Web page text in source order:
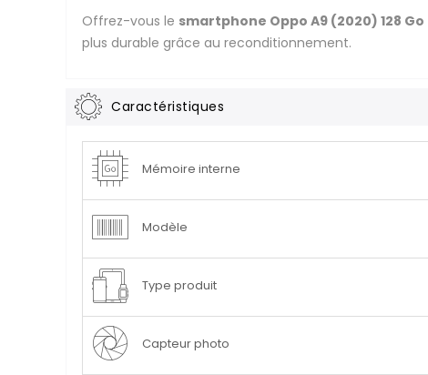
Offrez-vous le smartphone Oppo A9 (2020) 128 Go
plus durable grâce au reconditionnement.
Caractéristiques
Plus
d’informationMémoire interne
Modèle
Type produit
Capteur photo